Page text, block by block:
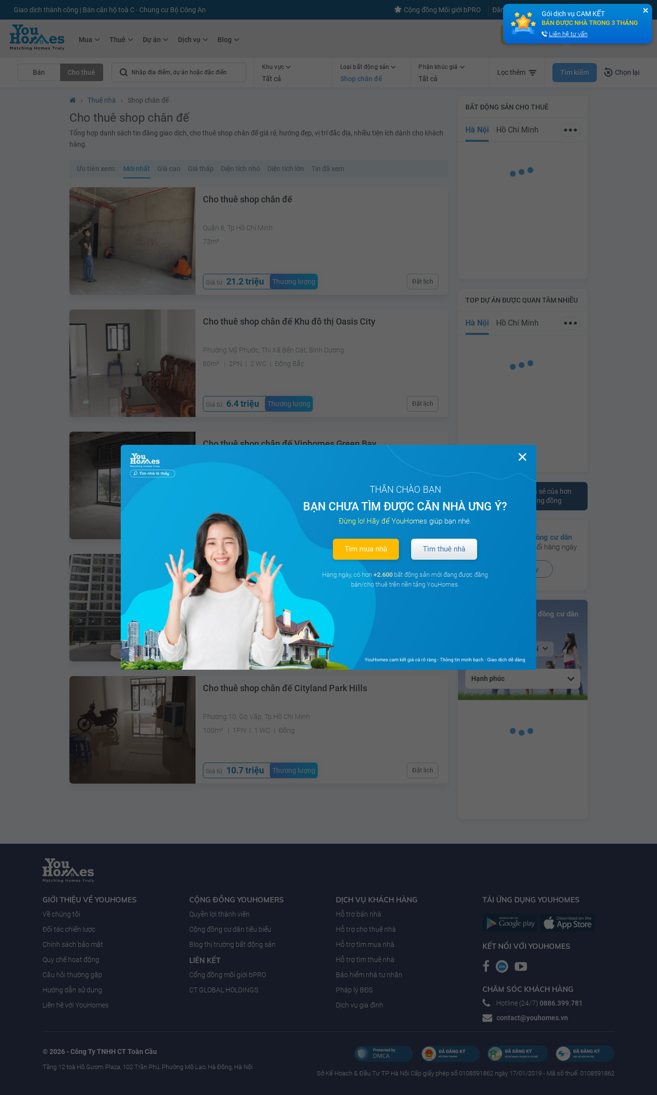
+75.000Tin đăng mới hàng tháng +10.000Thành viên Youhomers Cộng đồng Môi giới bPRO Đăng tin miễn phí Đăng ký Đăng nhập
Mua Thuê Dự án Dịch vụ Blog
Bán nhà nhanh Cho thuê nhà nhanh
Bán Cho thuê
Khu vực
Tất cả
Loại bất động sản
Shop chân đế
Phân khúc giá
Tất cả
Lọc thêm Tìm kiếm Chọn lại
› Thuê nhà › Shop chân đế
Cho thuê shop chân đế
Tổng hợp danh sách tin đăng giao dịch, cho thuê shop chân đế giá rẻ, hướng đẹp, vị trí đắc địa, nhiều tiện ích dành cho khách
hàng.
Ưu tiên xem: Mới nhất Giá cao Giá thấp Diện tích nhỏ Diện tích lớn Tin đã xem
Cho thuê shop chân đế
Quận 8, Tp Hồ Chí Minh
73m²
Giá từ 21.2 triệu Thương lượng Đặt lịch
Cho thuê shop chân đế Khu đô thị Oasis City
Phường Mỹ Phước, Thị Xã Bến Cát, Bình Dương
80m²
2PN 2 WC Đông Bắc
Giá từ 6.4 triệu Thương lượng Đặt lịch
Cho thuê shop chân đế Vinhomes Green Bay
Giá 28 triệu Đã giao dịch
Cho thuê shop chân đế Vinhomes Green Bay
Phường Mễ Trì, Quận Nam Từ Liêm, Hà Nội
1 WC Tây Nam
30 triệu
Cho thuê shop chân đế Cityland Park Hills
Phường 10, Gò Vấp, Tp Hồ Chí Minh
100m²
1PN 1 WC Đông
Giá từ 10.7 triệu Thương lượng Đặt lịch
BẤT ĐỘNG SẢN CHO THUÊ
Hà Nội Hồ Chí Minh
TOP DỰ ÁN ĐƯỢC QUAN TÂM NHIỀU
Hà Nội Hồ Chí Minh
Tham khảo ý kiến chia sẻ của hơn
10.000 cư dân trên cộng đồng
Có hơn
130 cộng đồng cư dân
đang hoạt động sôi nổi hàng ngày
Xem ngay
Bảng xếp hạng Cộng đồng cư dân
Tại Hà Nội
Hạnh phúc
GIỚI THIỆU VỀ YOUHOMES
Về chúng tôi
Đối tác chiến lược
Chính sách bảo mật
Quy chế hoạt động
Câu hỏi thường gặp
Hướng dẫn sử dụng
Liên hệ với YouHomes
CỘNG ĐỒNG YOUHOMERS
Quyền lợi thành viên
Cộng đồng cư dân tiêu biểu
Blog thị trường bất động sản
LIÊN KẾT
Cổng đồng môi giới bPRO
CT GLOBAL HOLDINGS
DỊCH VỤ KHÁCH HÀNG
Hỗ trợ bán nhà
Hỗ trợ cho thuê nhà
Hỗ trợ tìm mua nhà
Hỗ trợ tìm thuê nhà
Bảo hiểm nhà tư nhân
Pháp lý BĐS
Dịch vụ gia đình
TẢI ỨNG DỤNG YOUHOMES
KẾT NỐI VỚI YOUHOMES
CHĂM SÓC KHÁCH HÀNG
Hotline (24/7) 0886.399.781
contact@youhomes.vn
© 2026 - Công Ty TNHH CT Toàn Cầu
Tầng 12 toà Hồ Gươm Plaza, 102 Trần Phú, Phường Mộ Lao, Hà Đông, Hà Nội
Sở Kế Hoạch & Ðầu Tư TP Hà Nội Cấp giấy phép số 0108591862 ngày 17/01/2019 - Mã số thuế: 0108591862
✕
THÂN CHÀO BẠN
BẠN CHƯA TÌM ĐƯỢC CĂN NHÀ ƯNG Ý?
Đừng lo! Hãy để YouHomes giúp bạn nhé.
Tìm mua nhà Tìm thuê nhà
Hàng ngày, có hơn +2.600 bất động sản mới đang được đăng
bán/cho thuê trên nền tảng YouHomes.
✕
Gói dịch vụ CAM KẾT
BÁN ĐƯỢC NHÀ TRONG 3 THÁNG
Liên hệ tư vấn